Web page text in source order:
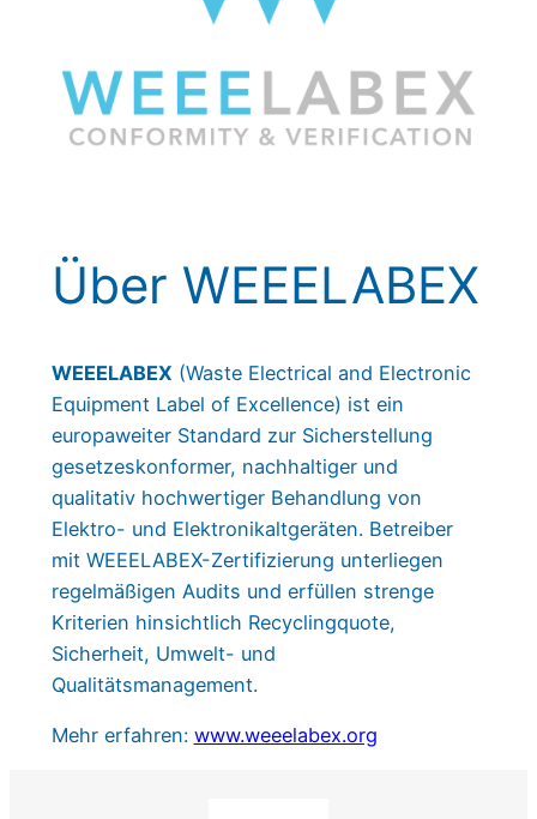
Über WEEELABEX
WEEELABEX (Waste Electrical and Electronic
Equipment Label of Excellence) ist ein
europaweiter Standard zur Sicherstellung
gesetzeskonformer, nachhaltiger und
qualitativ hochwertiger Behandlung von
Elektro- und Elektronikaltgeräten. Betreiber
mit WEEELABEX-Zertifizierung unterliegen
regelmäßigen Audits und erfüllen strenge
Kriterien hinsichtlich Recyclingquote,
Sicherheit, Umwelt- und
Qualitätsmanagement.
Mehr erfahren: www.weeelabex.org